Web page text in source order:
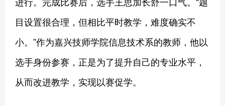
目设置很合理，但相比平时教学，难度确实不
小。”作为嘉兴技师学院信息技术系的教师，他以
选手身份参赛，正是为了提升自己的专业水平，
从而改进教学，实现以赛促学。